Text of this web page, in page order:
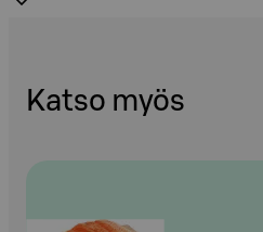
Katso myös